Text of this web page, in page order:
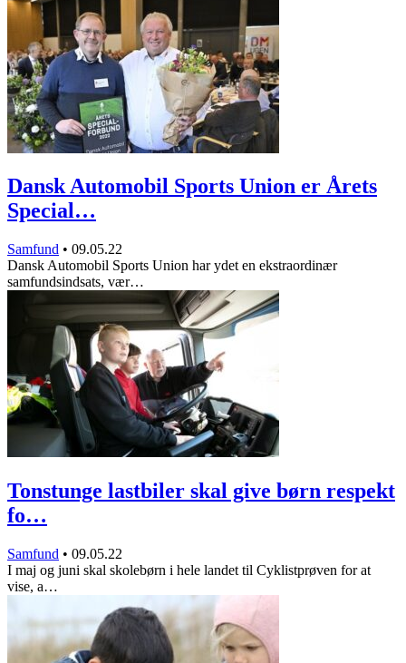
Dansk Automobil Sports Union er Årets
Special…
Samfund • 09.05.22
Dansk Automobil Sports Union har ydet en ekstraordinær
samfundsindsats, vær…
Tonstunge lastbiler skal give børn respekt
fo…
Samfund • 09.05.22
I maj og juni skal skolebørn i hele landet til Cyklistprøven for at
vise, a…